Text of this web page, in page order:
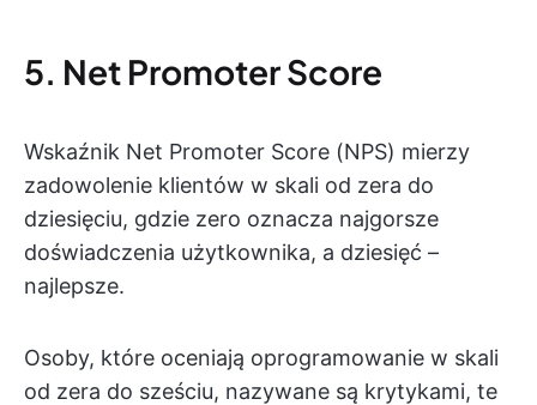
5. Net Promoter Score
Wskaźnik Net Promoter Score (NPS) mierzy
zadowolenie klientów w skali od zera do
dziesięciu, gdzie zero oznacza najgorsze
doświadczenia użytkownika, a dziesięć –
najlepsze.
Osoby, które oceniają oprogramowanie w skali
od zera do sześciu, nazywane są krytykami, te